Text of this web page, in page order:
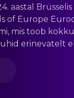
aastal
of Europe
mis toob kokku
erinevatelt